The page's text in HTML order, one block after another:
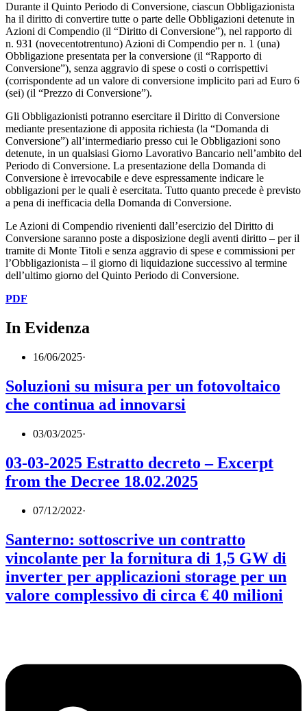
Durante il Quinto Periodo di Conversione, ciascun Obbligazionista
ha il diritto di convertire tutte o parte delle Obbligazioni detenute in
Azioni di Compendio (il “Diritto di Conversione”), nel rapporto di
n. 931 (novecentotrentuno) Azioni di Compendio per n. 1 (una)
Obbligazione presentata per la conversione (il “Rapporto di
Conversione”), senza aggravio di spese o costi o corrispettivi
(corrispondente ad un valore di conversione implicito pari ad Euro 6
(sei) (il “Prezzo di Conversione”).
Gli Obbligazionisti potranno esercitare il Diritto di Conversione
mediante presentazione di apposita richiesta (la “Domanda di
Conversione”) all’intermediario presso cui le Obbligazioni sono
detenute, in un qualsiasi Giorno Lavorativo Bancario nell’ambito del
Periodo di Conversione. La presentazione della Domanda di
Conversione è irrevocabile e deve espressamente indicare le
obbligazioni per le quali è esercitata. Tutto quanto precede è previsto
a pena di inefficacia della Domanda di Conversione.
Le Azioni di Compendio rivenienti dall’esercizio del Diritto di
Conversione saranno poste a disposizione degli aventi diritto – per il
tramite di Monte Titoli e senza aggravio di spese e commissioni per
l’Obbligazionista – il giorno di liquidazione successivo al termine
dell’ultimo giorno del Quinto Periodo di Conversione.
PDF
In Evidenza
16/06/2025·
Soluzioni su misura per un fotovoltaico
che continua ad innovarsi
03/03/2025·
03-03-2025 Estratto decreto – Excerpt
from the Decree 18.02.2025
07/12/2022·
Santerno: sottoscrive un contratto
vincolante per la fornitura di 1,5 GW di
inverter per applicazioni storage per un
valore complessivo di circa € 40 milioni